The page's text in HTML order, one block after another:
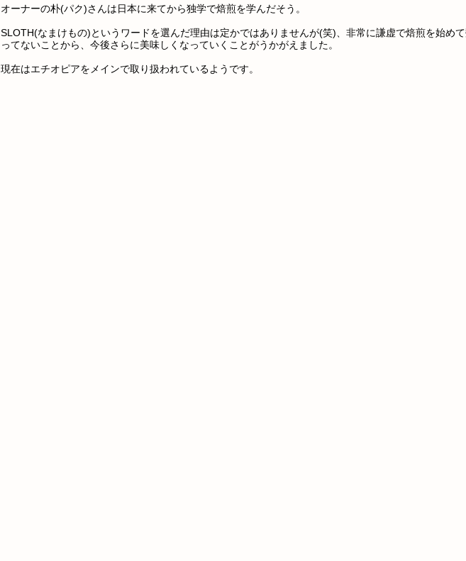
オーナーの朴(パク)さんは日本に来てから独学で焙煎を学んだそう。
SLOTH(なまけもの)というワードを選んだ理由は定かではありませんが(笑)、非常に謙虚で焙煎を始め
ってないことから、今後さらに美味しくなっていくことがうかがえました。
現在はエチオピアをメインで取り扱われているようです。